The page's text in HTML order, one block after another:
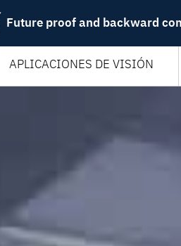
Future proof and backward
APLICACIONES DE VISIÓN